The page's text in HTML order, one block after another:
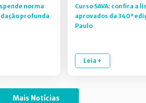
norma
profunda
Curso SAVA: confira a
aprovados da 340ª
Paulo
Leia +
Mais Notícias